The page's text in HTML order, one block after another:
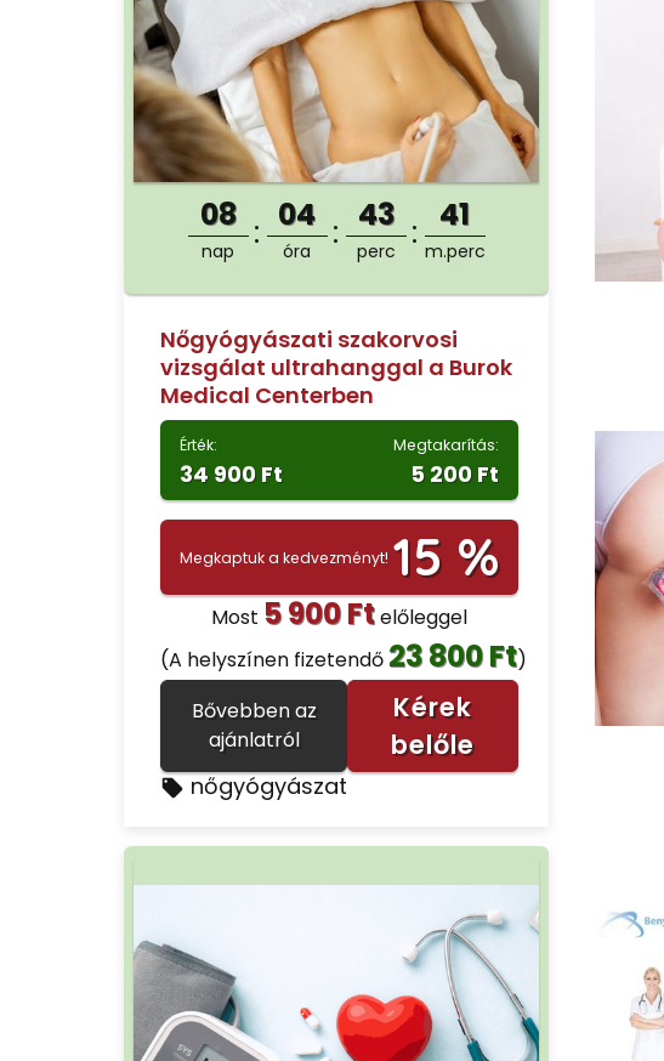
08
nap
04
óra
43
perc
40
m.perc
Nőgyógyászati szakorvosi
vizsgálat ultrahanggal a Burok
Medical Centerben
Érték:
34 900 Ft
Megtakarítás:
5 200 Ft
Megkaptuk a kedvezményt! 15 %
Most 5 900 Ftelőleggel
(A helyszínen fizetendő 23 800 Ft)
Bővebben az
ajánlatról
Kérek
belőle
nőgyógyászat